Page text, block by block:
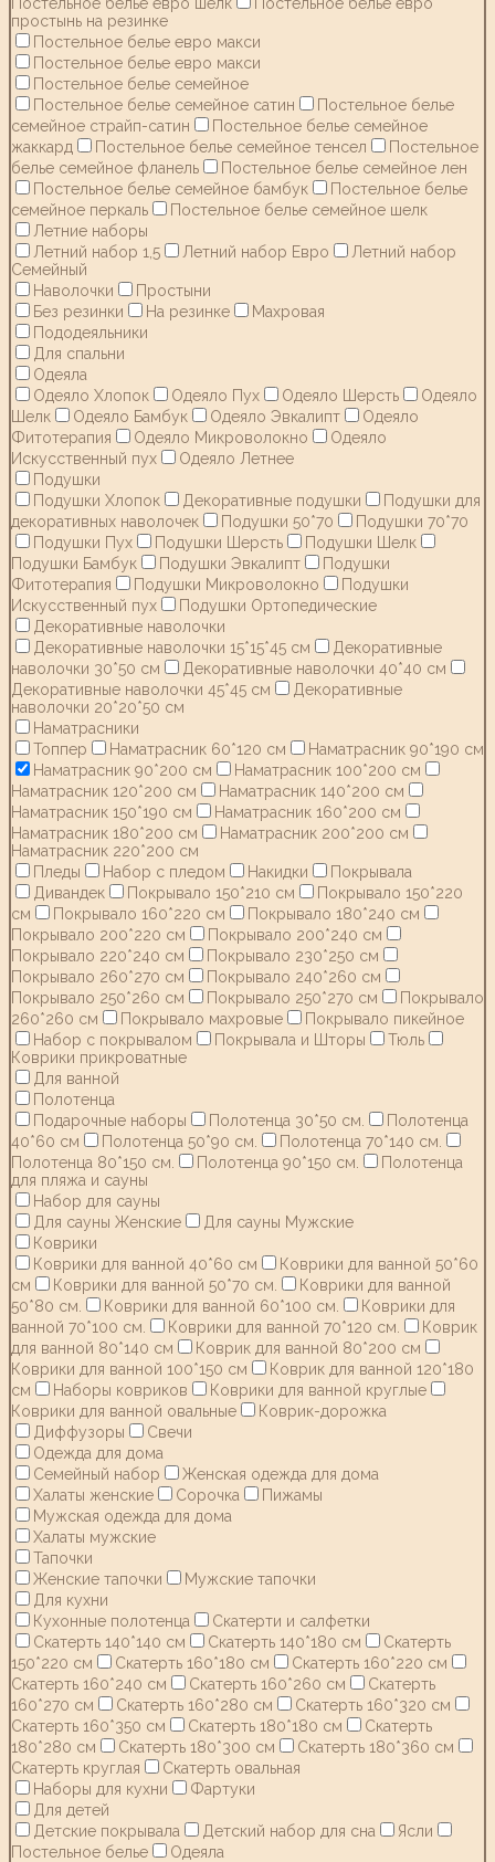
простынь на резинке
Постельное белье евро макси
Постельное белье евро макси
Постельное белье семейное
Постельное белье семейное сатин
Постельное белье
семейное страйп-сатин
Постельное белье семейное
жаккард
Постельное белье семейное тенсел
Постельное
белье семейное фланель
Постельное белье семейное лен
Постельное белье семейное бамбук
Постельное белье
семейное перкаль
Постельное белье семейное шелк
Летние наборы
Летний набор 1,5
Летний набор Евро
Летний набор
Семейный
Наволочки
Простыни
Без резинки
На резинке
Махровая
Пододеяльники
Для спальни
Одеяла
Одеяло Хлопок
Одеяло Пух Одеяло Шерсть
Одеяло
Шелк
Одеяло Бамбук Одеяло Эвкалипт
Одеяло
Фитотерапия
Одеяло Микроволокно
Одеяло
Искусственный пух
Одеяло Летнее
Подушки
Подушки Хлопок
Декоративные подушки
Подушки для
декоративных наволочек
Подушки 50*70
Подушки 70*70
Подушки Пух
Подушки Шерсть
Подушки Шелк
Подушки Бамбук
Подушки Эвкалипт
Подушки
Фитотерапия
Подушки Микроволокно
Подушки
Искусственный пух
Подушки Ортопедические
Декоративные наволочки
Декоративные наволочки 15*15*45 см
Декоративные
наволочки 30*50 см
Декоративные наволочки 40*40 см
Декоративные наволочки 45*45 см
Декоративные
наволочки 20*20*50 см
Наматрасники
Топпер
Наматрасник 60*120 см
Наматрасник 90*190 см
Наматрасник 90*200 см
Наматрасник 100*200 см
Наматрасник 120*200 см
Наматрасник 140*200 см
Наматрасник 150*190 см
Наматрасник 160*200 см
Наматрасник 180*200 см
Наматрасник 200*200 см
Наматрасник 220*200 см
Пледы
Набор с пледом Накидки
Покрывала
Дивандек
Покрывало 150*210 см
Покрывало 150*220
см
Покрывало 160*220 см
Покрывало 180*240 см
Покрывало 200*220 см
Покрывало 200*240 см
Покрывало 220*240 см
Покрывало 230*250 см
Покрывало 260*270 см
Покрывало 240*260 см
Покрывало 250*260 см
Покрывало 250*270 см
Покрывало
260*260 см
Покрывало махровые
Покрывало пикейное
Набор с покрывалом
Покрывала и Шторы
Тюль
Коврики прикроватные
Для ванной
Полотенца
Подарочные наборы
Полотенца 30*50 см.
Полотенца
40*60 см
Полотенца 50*90 см.
Полотенца 70*140 см.
Полотенца 80*150 см.
Полотенца 90*150 см.
Полотенца
для пляжа и сауны
Набор для сауны
Для сауны Женские
Для сауны Мужские
Коврики
Коврики для ванной 40*60 см
Коврики для ванной 50*60
см
Коврики для ванной 50*70 см.
Коврики для ванной
50*80 см.
Коврики для ванной 60*100 см.
Коврики для
ванной 70*100 см.
Коврики для ванной 70*120 см.
Коврик
для ванной 80*140 см
Коврик для ванной 80*200 см
Коврики для ванной 100*150 см
Коврик для ванной 120*180
см
Наборы ковриков
Коврики для ванной круглые
Коврики для ванной овальные
Коврик-дорожка
Диффузоры
Свечи
Одежда для дома
Семейный набор
Женская одежда для дома
Халаты женские
Сорочка
Пижамы
Мужская одежда для дома
Халаты мужские
Тапочки
Женские тапочки
Мужские тапочки
Для кухни
Кухонные полотенца
Скатерти и салфетки
Скатерть 140*140 см
Скатерть 140*180 см
Скатерть
150*220 см
Скатерть 160*180 см
Скатерть 160*220 см
Скатерть 160*240 см
Скатерть 160*260 см
Скатерть
160*270 см
Скатерть 160*280 см
Скатерть 160*320 см
Скатерть 160*350 см
Скатерть 180*180 см
Скатерть
180*280 см
Скатерть 180*300 см
Скатерть 180*360 см
Скатерть круглая
Скатерть овальная
Наборы для кухни
Фартуки
Для детей
Детские покрывала
Детский набор для сна
Ясли
Постельное белье
Одеяла